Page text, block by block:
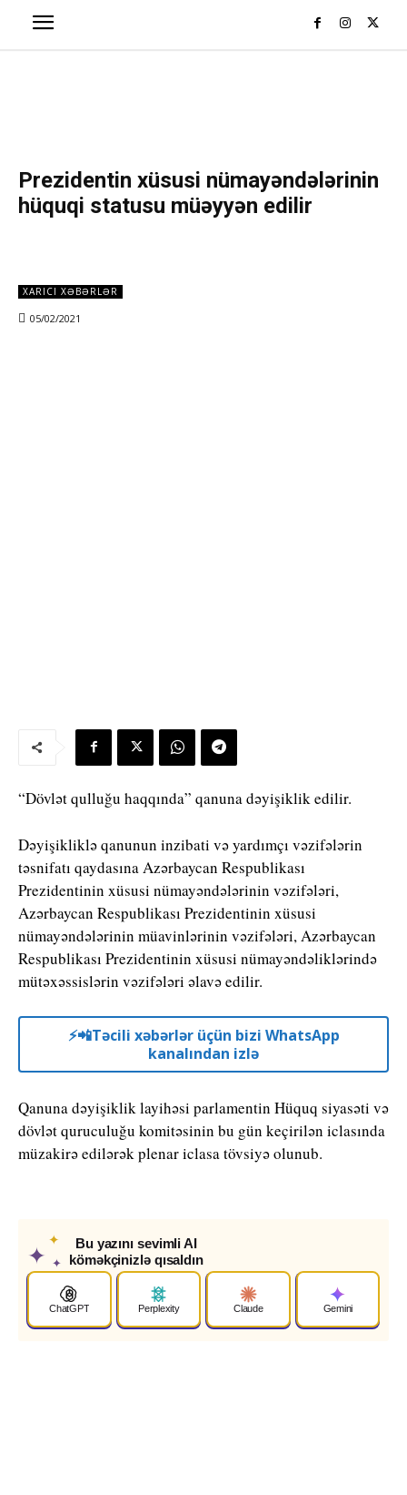
Prezidentin xüsusi nümayəndələrinin
hüquqi statusu müəyyən edilir
XARICI XƏBƏRLƏR
05/02/2021
“Dövlət qulluğu haqqında” qanuna dəyişiklik edilir.
Dəyişikliklə qanunun inzibati və yardımçı vəzifələrin
təsnifatı qaydasına Azərbaycan Respublikası
Prezidentinin xüsusi nümayəndələrinin vəzifələri,
Azərbaycan Respublikası Prezidentinin xüsusi
nümayəndələrinin müavinlərinin vəzifələri, Azərbaycan
Respublikası Prezidentinin xüsusi nümayəndəliklərində
mütəxəssislərin vəzifələri əlavə edilir.
⚡️📲Təcili xəbərlər üçün bizi WhatsApp
kanalından izlə
Qanuna dəyişiklik layihəsi parlamentin Hüquq siyasəti və
dövlət quruculuğu komitəsinin bu gün keçirilən iclasında
müzakirə edilərək plenar iclasa tövsiyə olunub.
✦
✦
✦
Bu yazını sevimli AI
köməkçinizlə qısaldın
ChatGPT Perplexity Claude Gemini